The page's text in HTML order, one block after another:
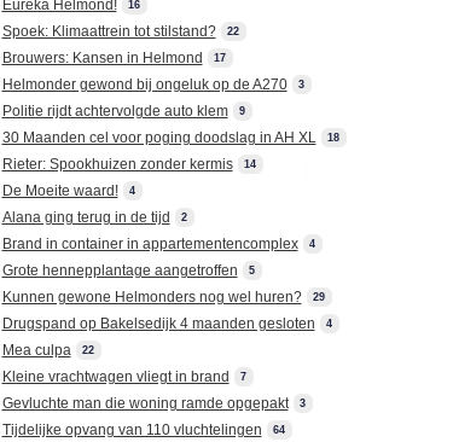
Eureka Helmond! 16
Spoek: Klimaattrein tot stilstand? 22
Brouwers: Kansen in Helmond 17
Helmonder gewond bij ongeluk op de A270 3
Politie rijdt achtervolgde auto klem 9
30 Maanden cel voor poging doodslag in AH XL 18
Rieter: Spookhuizen zonder kermis 14
De Moeite waard! 4
Alana ging terug in de tijd 2
Brand in container in appartementencomplex 4
Grote hennepplantage aangetroffen 5
Kunnen gewone Helmonders nog wel huren? 29
Drugspand op Bakelsedijk 4 maanden gesloten 4
Mea culpa 22
Kleine vrachtwagen vliegt in brand 7
Gevluchte man die woning ramde opgepakt 3
Tijdelijke opvang van 110 vluchtelingen 64